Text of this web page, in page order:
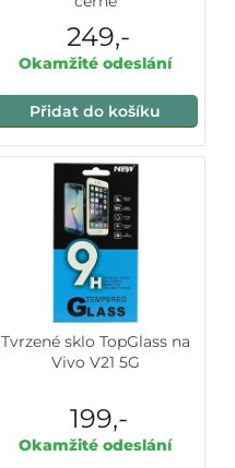
249,-
Okamžité odeslání
Přidat do košíku
Tvrzené sklo TopGlass na
Vivo V21 5G
199,-
Okamžité odeslání